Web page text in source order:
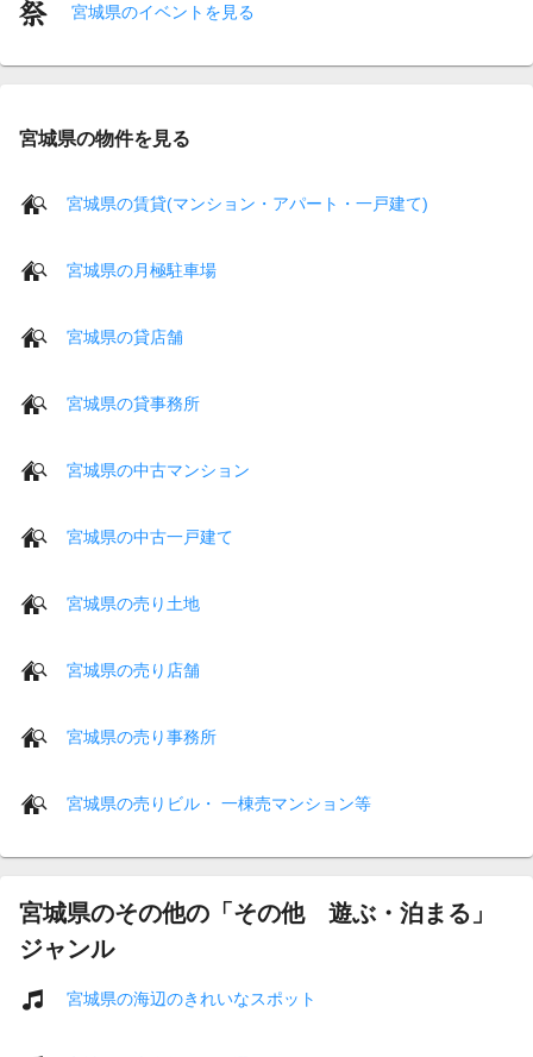
宮城県のイベントを見る
宮城県の物件を見る
宮城県の賃貸(マンション・アパート・一戸建て)
宮城県の月極駐車場
宮城県の貸店舗
宮城県の貸事務所
宮城県の中古マンション
宮城県の中古一戸建て
宮城県の売り土地
宮城県の売り店舗
宮城県の売り事務所
宮城県の売りビル・ 一棟売マンション等
宮城県のその他の「その他 遊ぶ・泊まる」
ジャンル
宮城県の海辺のきれいなスポット